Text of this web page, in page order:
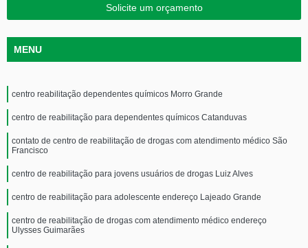
Solicite um orçamento
MENU
centro reabilitação dependentes químicos Morro Grande
centro de reabilitação para dependentes químicos Catanduvas
contato de centro de reabilitação de drogas com atendimento médico São
Francisco
centro de reabilitação para jovens usuários de drogas Luiz Alves
centro de reabilitação para adolescente endereço Lajeado Grande
centro de reabilitação de drogas com atendimento médico endereço
Ulysses Guimarães